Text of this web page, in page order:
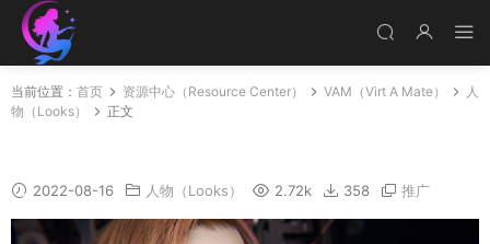
当前位置： 首页 资源中心（Resource Center） VAM（Virt A Mate）
人
物（Looks）
正文
2022-08-16 人物（Looks） 2.72k 358 推广